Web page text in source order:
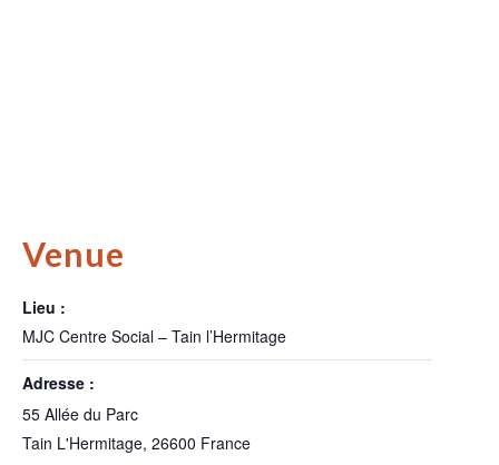
Venue
Lieu :
MJC Centre Social – Tain l’Hermitage
Adresse :
55 Allée du Parc
Tain L'Hermitage, 26600 France